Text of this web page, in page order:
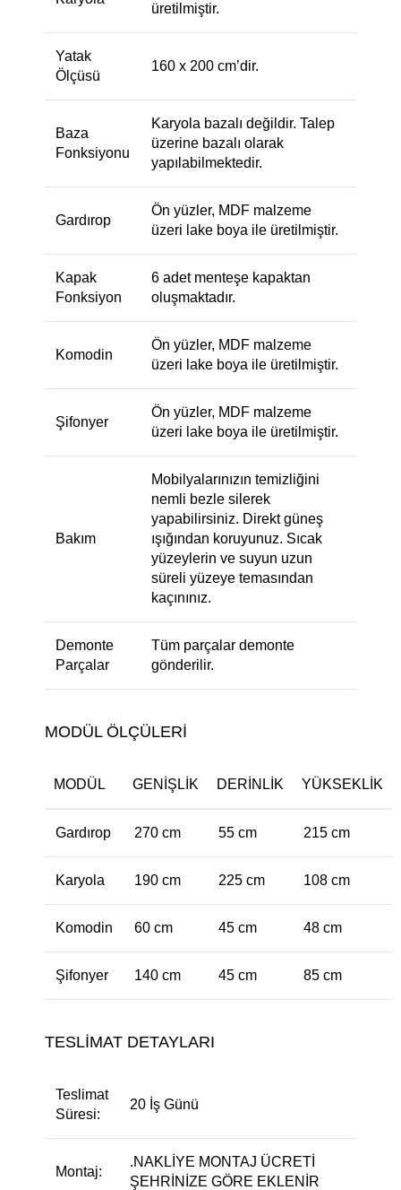
üretilmiştir.
Yatak
Ölçüsü
160 x 200 cm’dir.
Baza
Fonksiyonu
Karyola bazalı değildir. Talep
üzerine bazalı olarak
yapılabilmektedir.
Gardırop
Ön yüzler, MDF malzeme
üzeri lake boya ile üretilmiştir.
Kapak
Fonksiyon
6 adet menteşe kapaktan
oluşmaktadır.
Komodin
Ön yüzler, MDF malzeme
üzeri lake boya ile üretilmiştir.
Şifonyer
Ön yüzler, MDF malzeme
üzeri lake boya ile üretilmiştir.
Bakım
Mobilyalarınızın temizliğini
nemli bezle silerek
yapabilirsiniz. Direkt güneş
ışığından koruyunuz. Sıcak
yüzeylerin ve suyun uzun
süreli yüzeye temasından
kaçınınız.
Demonte
Parçalar
Tüm parçalar demonte
gönderilir.
MODÜL ÖLÇÜLERİ
MODÜL GENIŞLIK DERINLIK YÜKSEKLIK
Gardırop 270 cm 55 cm 215 cm
Karyola 190 cm 225 cm 108 cm
Komodin 60 cm 45 cm 48 cm
Şifonyer 140 cm 45 cm 85 cm
TESLİMAT DETAYLARI
Teslimat
Süresi:
20 İş Günü
Montaj:
.NAKLİYE MONTAJ ÜCRETİ
ŞEHRİNİZE GÖRE EKLENİR